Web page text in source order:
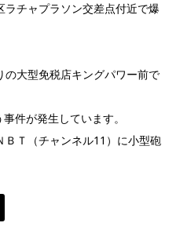
チャプラソン交差点付近で爆
大型免税店キングパワー前で
件が発生しています。
Ｔ（チャンネル11）に小型砲